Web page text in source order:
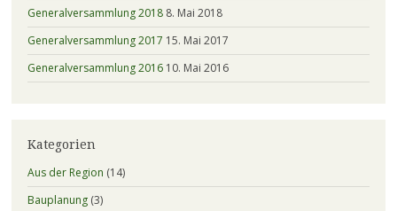
Generalversammlung 2018 8. Mai 2018
Generalversammlung 2017 15. Mai 2017
Generalversammlung 2016 10. Mai 2016
Kategorien
Aus der Region (14)
Bauplanung(3)